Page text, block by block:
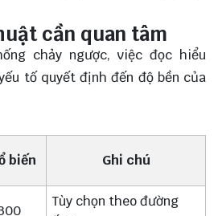
cần quan tâm
chảy ngược, việc đọc hiểu
tố quyết định đến độ bền của
biến Ghi chú
Tùy chọn theo đường